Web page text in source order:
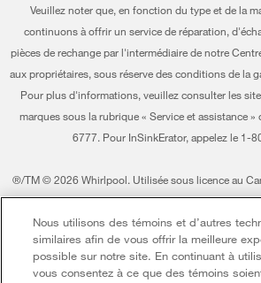
Accessibilité
Résidents du Québec
Entreprise Whirlpool
Whirlpool au Canada
Veuillez noter que, en fonction du type et de la
continuons à offrir un service de réparation,
pièces de rechange par l'intermédiaire de notre
aux propriétaires, sous réserve des conditions de la
Pour plus d'informations, veuillez consulter les
marques sous la rubrique « Service et assistance
6777. Pour InSinkErator, appelez le 1-
®/TM © 2026 Whirlpool. Utilisée sous licence au
Toutes les autres marques de commerce sont la
respect.
Ce marchand en ligne est situé au 200-6750,
(Ontario) L5N 0B7
Nous utilisons des témoins et d’autres
similaires afin de vous offrir la meilleure
possible sur notre site. En continuant à
vous consentez à ce que des témoins